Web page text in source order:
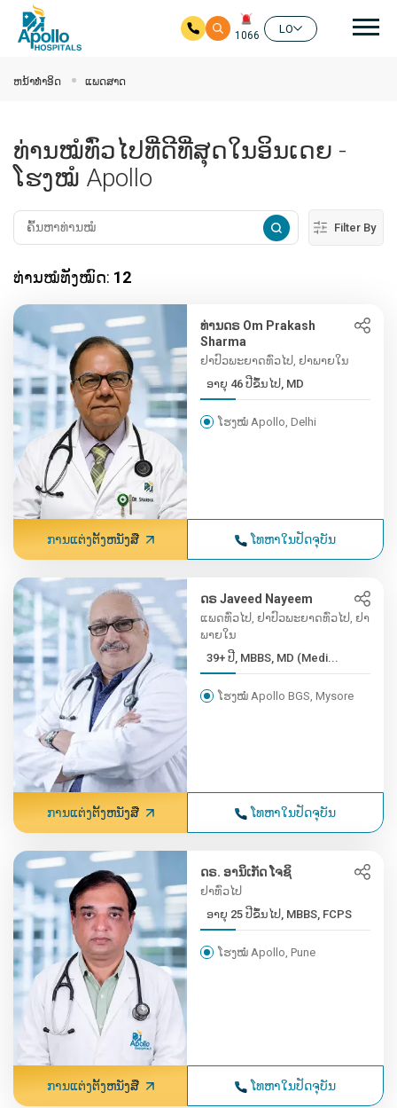
ຊີ້ນໍ
1066
LO
ຫນ້າທໍາອິດ ແພດສາດ
ທ່ານໝໍທົ່ວໄປທີ່ດີທີ່ສຸດໃນອິນເດຍ -
ໂຮງໝໍ Apollo
Filter By
ທ່ານໝໍທັງໝົດ: 12
ທ່ານດຣ Om Prakash
Sharma
ຢາປົວພະຍາດທົ່ວໄປ, ຢາພາຍໃນ
ອາຍຸ 46 ປີຂຶ້ນໄປ, MD
ໂຮງໝໍ Apollo, Delhi
ການແຕ່ງຕັ້ງຫນັງສື ໂທຫາໃນປັດຈຸບັນ
ດຣ Javeed Nayeem
ແພດທົ່ວໄປ, ຢາປົວພະຍາດທົ່ວໄປ, ຢາ
ພາຍໃນ
39+ ປີ, MBBS, MD (Medi...
ໂຮງໝໍ Apollo BGS, Mysore
ການແຕ່ງຕັ້ງຫນັງສື ໂທຫາໃນປັດຈຸບັນ
ດຣ. ອານິເກັດ ໂຈຊິ
ຢາທົ່ວໄປ
ອາຍຸ 25 ປີຂຶ້ນໄປ, MBBS, FCPS
ໂຮງໝໍ Apollo, Pune
ການແຕ່ງຕັ້ງຫນັງສື ໂທຫາໃນປັດຈຸບັນ